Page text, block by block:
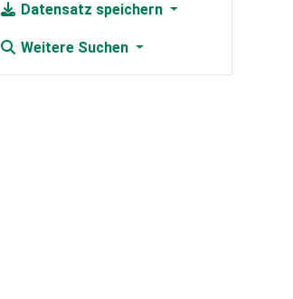
Datensatz speichern
Weitere Suchen